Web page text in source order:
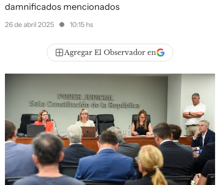
damnificados mencionados
26 de abril 2025 10:15 hs
Agregar El Observador en